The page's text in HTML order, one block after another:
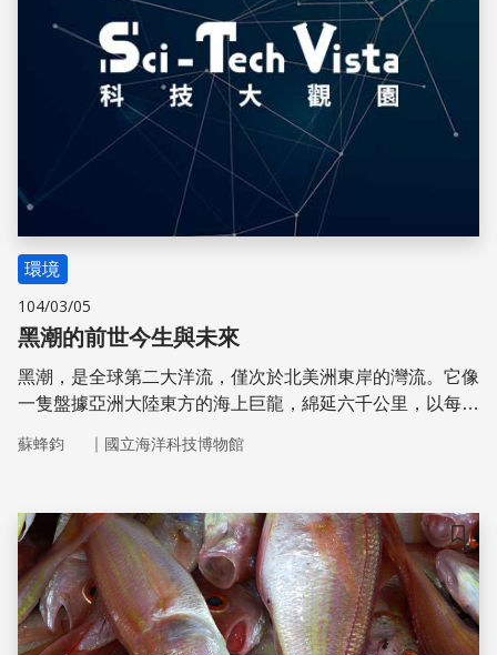
環境
104/03/05
黑潮的前世今生與未來
黑潮，是全球第二大洋流，僅次於北美洲東岸的灣流。它像
一隻盤據亞洲大陸東方的海上巨龍，綿延六千公里，以每秒
去？
蘇蜂鈞 ｜ 國立海洋科技博物館
儲存